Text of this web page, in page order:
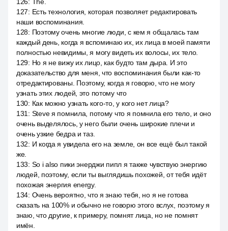
127: Есть технология, которая позволяет редактировать
наши воспоминания.
128: Поэтому очень многие люди, с кем я общалась там
каждый день, когда я вспоминаю их, их лица в моей памяти
полностью невидимы, я могу видеть их волосы, их тело.
129: Но я не вижу их лицо, как будто там дыра. И это
доказательство для меня, что воспоминания были как-то
отредактированы. Поэтому, когда я говорю, что не могу
узнать этих людей, это потому что
130: Как можно узнать кого-то, у кого нет лица?
131 : Steve я помнила, потому что я помнила его тело, и оно
очень выделялось, у него были очень широкие плечи и
очень узкие бедра и таз.
132: И когда я увидела его на земле, он все ещё был такой
же.
133: So i also пики энерджи пипл я также чувствую энергию
людей, поэтому, если ты выглядишь похожей, от тебя идёт
похожая энергия energy.
134: Очень вероятно, что я знаю тебя, но я не готова
сказать на 100% и обычно не говорю этого вслух, поэтому я
знаю, что другие, к примеру, помнят лица, но не помнят
имён.